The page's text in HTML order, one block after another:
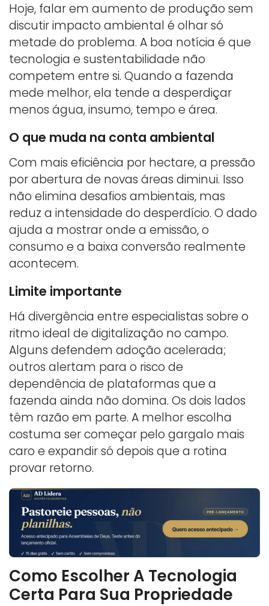
Hoje, falar em aumento de produção sem
discutir impacto ambiental é olhar só
metade do problema. A boa notícia é que
tecnologia e sustentabilidade não
competem entre si. Quando a fazenda
mede melhor, ela tende a desperdiçar
menos água, insumo, tempo e área.
O que muda na conta ambiental
Com mais eficiência por hectare, a pressão
por abertura de novas áreas diminui. Isso
não elimina desafios ambientais, mas
reduz a intensidade do desperdício. O dado
ajuda a mostrar onde a emissão, o
consumo e a baixa conversão realmente
acontecem.
Limite importante
Há divergência entre especialistas sobre o
ritmo ideal de digitalização no campo.
Alguns defendem adoção acelerada;
outros alertam para o risco de
dependência de plataformas que a
fazenda ainda não domina. Os dois lados
têm razão em parte. A melhor escolha
costuma ser começar pelo gargalo mais
caro e expandir só depois que a rotina
provar retorno.
Como Escolher A Tecnologia
Certa Para Sua Propriedade